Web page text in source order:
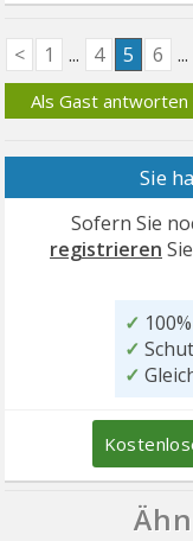
< 1 ... 4 5 6 ...
Als Gast antworten
Sie
Sofern Sie
registrieren
✓
✓
✓